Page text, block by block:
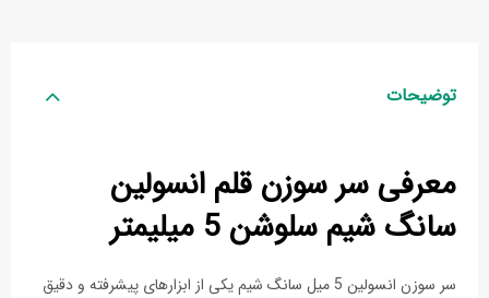
توضیحات
معرفی سر سوزن قلم انسولین
سانگ شیم سلوشن 5 میلیمتر
سر سوزن انسولین 5 میل سانگ شیم یکی از ابزارهای پیشرفته و دقیق